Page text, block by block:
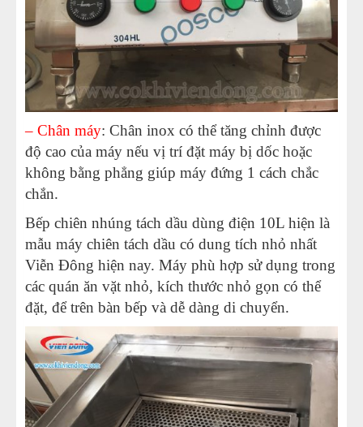
– Chân máy: Chân inox có thể tăng chỉnh được
độ cao của máy nếu vị trí đặt máy bị dốc hoặc
không bằng phẳng giúp máy đứng 1 cách chắc
chắn.
Bếp chiên nhúng tách dầu dùng điện 10L hiện là
mẫu máy chiên tách dầu có dung tích nhỏ nhất
Viễn Đông hiện nay. Máy phù hợp sử dụng trong
các quán ăn vặt nhỏ, kích thước nhỏ gọn có thể
đặt, để trên bàn bếp và dễ dàng di chuyển.